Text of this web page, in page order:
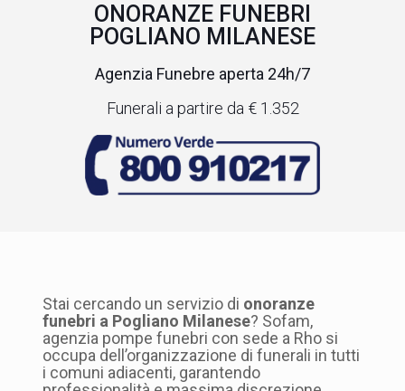
ONORANZE FUNEBRI
POGLIANO MILANESE
Agenzia Funebre aperta 24h/7
Funerali a partire da € 1.352
Stai cercando un servizio di onoranze
funebri a Pogliano Milanese? Sofam,
agenzia pompe funebri con sede a Rho si
occupa dell’organizzazione di funerali in tutti
i comuni adiacenti, garantendo